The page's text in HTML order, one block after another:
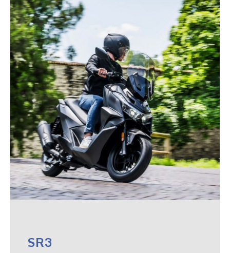
SR3